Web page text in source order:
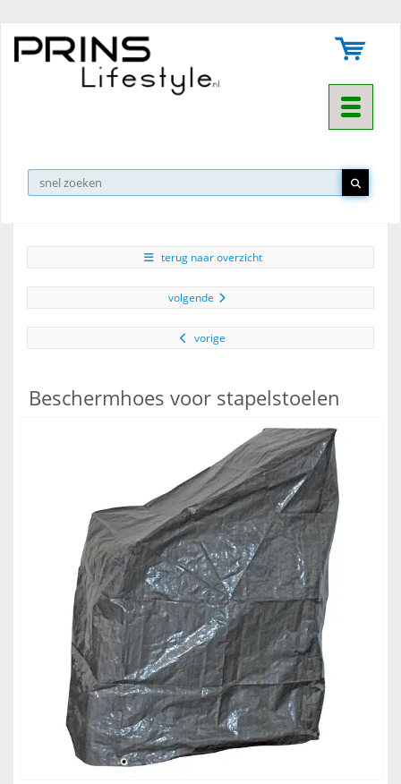
Toggle
▼
terug naar overzicht
volgende
vorige
Beschermhoes voor stapelstoelen